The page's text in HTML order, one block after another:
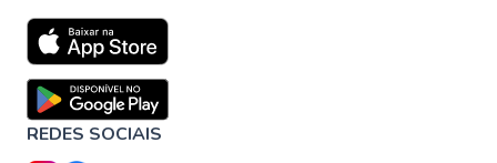
REDES SOCIAIS